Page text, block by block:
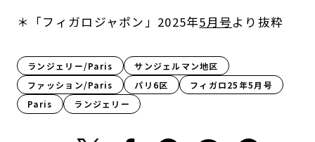
＊「フィガロジャポン」2025年5月号より抜粋
ランジェリー/Paris
サンジェルマン地区
ファッション/Paris
パリ6区
フィガロ25年5月号
Paris​
ランジェリー